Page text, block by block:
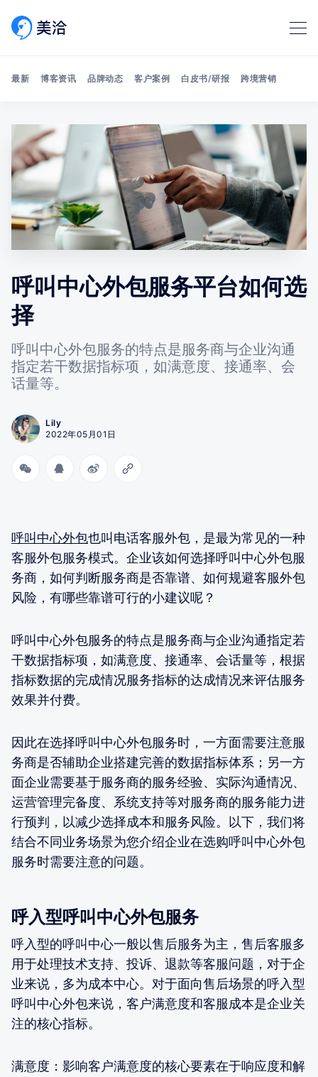
Search 美洽博客
最新 博客资讯 品牌动态 客户案例 白皮书/研报 跨境营销
呼叫中心外包服务平台如何选
择
呼叫中心外包服务的特点是服务商与企业沟通
指定若干数据指标项，如满意度、接通率、会
话量等。
Lily
2022年05月01日
呼叫中心外包也叫电话客服外包，是最为常见的一种
客服外包服务模式。企业该如何选择呼叫中心外包服
务商，如何判断服务商是否靠谱、如何规避客服外包
风险，有哪些靠谱可行的小建议呢？
呼叫中心外包服务的特点是服务商与企业沟通指定若
干数据指标项，如满意度、接通率、会话量等，根据
指标数据的完成情况服务指标的达成情况来评估服务
效果并付费。
因此在选择呼叫中心外包服务时，一方面需要注意服
务商是否辅助企业搭建完善的数据指标体系；另一方
面企业需要基于服务商的服务经验、实际沟通情况、
运营管理完备度、系统支持等对服务商的服务能力进
行预判，以减少选择成本和服务风险。以下，我们将
结合不同业务场景为您介绍企业在选购呼叫中心外包
服务时需要注意的问题。
呼入型呼叫中心外包服务
呼入型的呼叫中心一般以售后服务为主，售后客服多
用于处理技术支持、投诉、退款等客服问题，对于企
业来说，多为成本中心。对于面向售后场景的呼入型
呼叫中心外包来说，客户满意度和客服成本是企业关
注的核心指标。
满意度：影响客户满意度的核心要素在于响应度和解